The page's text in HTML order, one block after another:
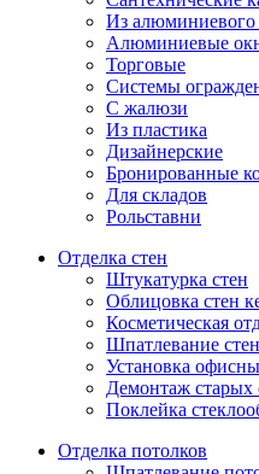
Из
Алюминиевые
Торговые
Системы
С жалюзи
Из пластика
Дизайнерские
Бронированные
Для складов
Рольставни
Отделка стен
Штукатурка стен
Облицовка стен
Косметическая
Шпатлевание стен
Установка
Демонтаж старых
Поклейка
Отделка потолков